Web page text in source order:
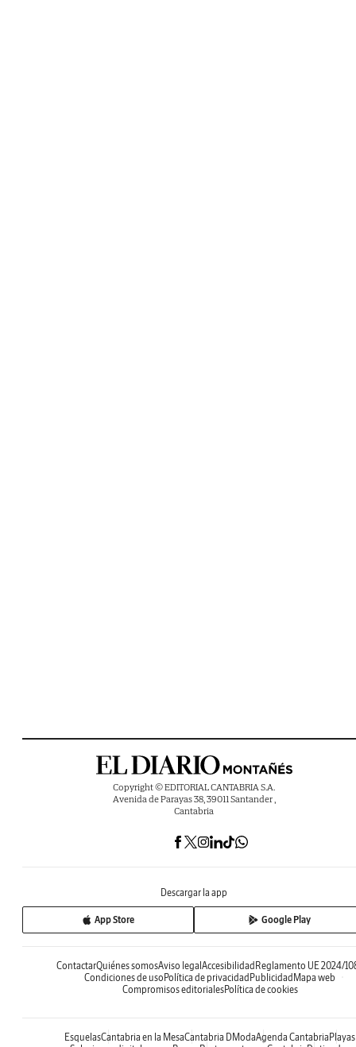
Copyright © EDITORIAL CANTABRIA S.A.
Avenida de Parayas 38, 39011 Santander ,
Cantabria
Descargar la app
App Store Google Play
ContactarQuiénes somosAviso legalAccesibilidadReglamento UE 2024/
Condiciones de usoPolítica de privacidadPublicidadMapa web
Compromisos editorialesPolítica de cookies
EsquelasCantabria en la MesaCantabria DModaAgenda CantabriaPlayas